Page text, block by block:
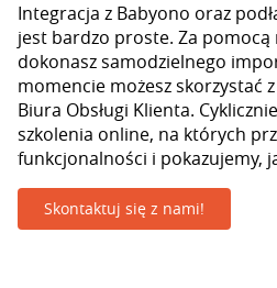
Integracja z Babyono oraz
jest bardzo proste. Za pomocą
dokonasz samodzielnego
momencie możesz skorzystać
Biura Obsługi Klienta.
szkolenia online, na których
funkcjonalności i pokazujemy,
Skontaktuj się z nami!